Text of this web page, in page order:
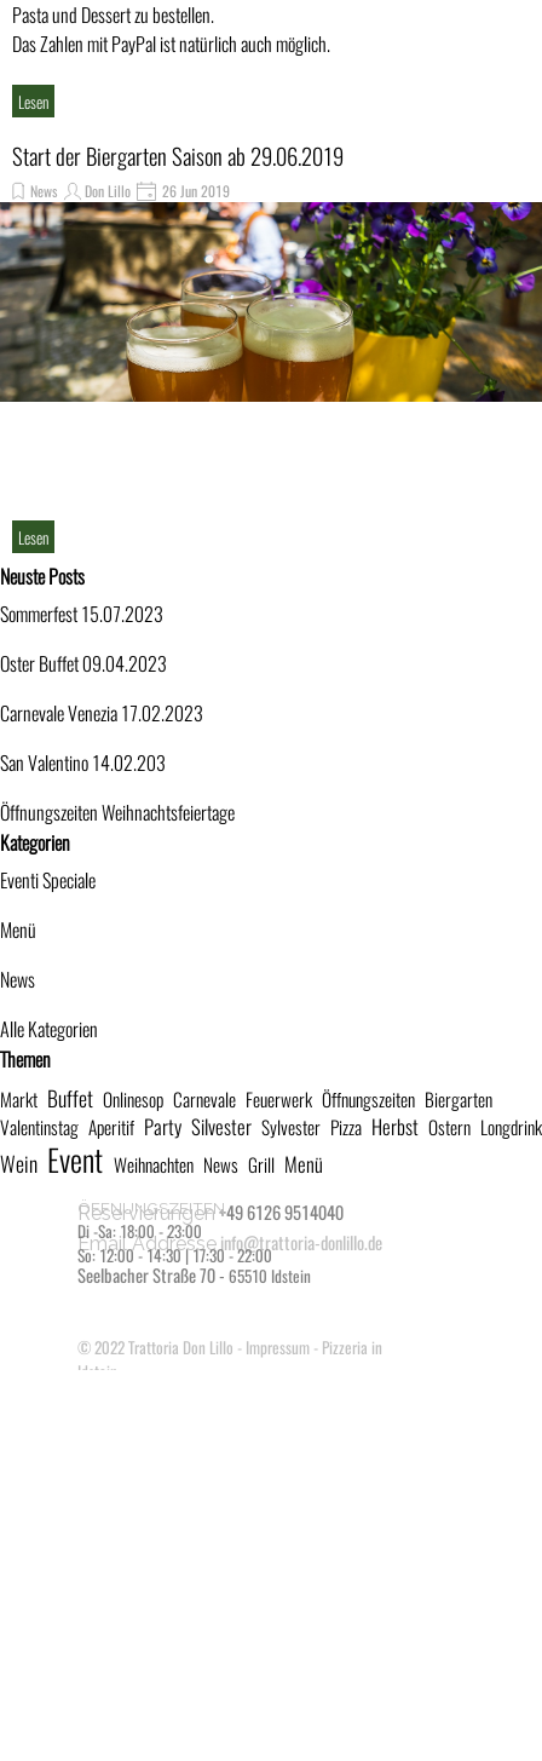
Pasta und Dessert zu bestellen.
Das Zahlen mit PayPal ist natürlich auch möglich.
Lesen
Start der Biergarten Saison ab 29.06.2019
News Don Lillo 26 Jun 2019
Lesen
Block überspringen Neuste Posts
Neuste Posts
Sommerfest 15.07.2023
Oster Buffet 09.04.2023
Carnevale Venezia 17.02.2023
San Valentino 14.02.203
Öffnungszeiten Weihnachtsfeiertage
Block überspringen Kategorien
Kategorien
Eventi Speciale
Menü
News
Alle Kategorien
Block überspringen Themen
Themen
Markt Buffet Onlinesop Carnevale Feuerwerk Öffnungszeiten Biergarten
Valentinstag Aperitif Party Silvester Sylvester Pizza Herbst Ostern Longdrink
Wein Event Weihnachten News Grill Menü
© 2022Trattoria Don Lillo - Impressum - Pizzeria in
Idstein
Reservierungen+49 6126 9514040
Email Addresseinfo@trattoria-donlillo.de
ÖFFNUNGSZEITEN
Di -Sa: 18:00 - 23:00
So: 12:00 - 14:30 | 17:30 - 22:00
Seelbacher Straße 70 - 65510 Idstein